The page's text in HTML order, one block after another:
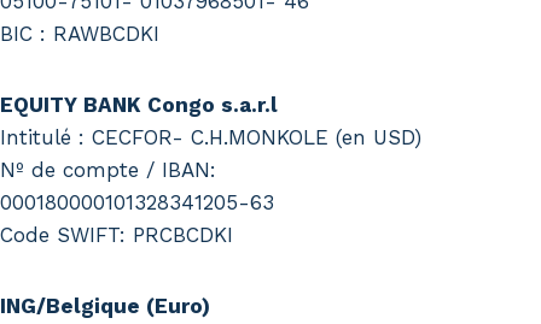
BIC : RAWBCDKI
EQUITY BANK Congo s.a.r.l
Intitulé : CECFOR- C.H.MONKOLE (en USD)
Nº de compte / IBAN:
000180000101328341205-63
Code SWIFT: PRCBCDKI
ING/Belgique (Euro)